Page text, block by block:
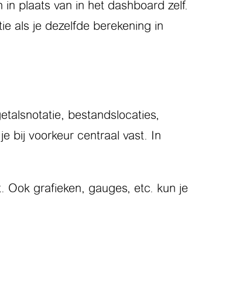
plaats van in het dashboard zelf.
als je dezelfde berekening in
bestandslocaties,
bij voorkeur centraal vast. In
Ook grafieken, gauges, etc. kun je